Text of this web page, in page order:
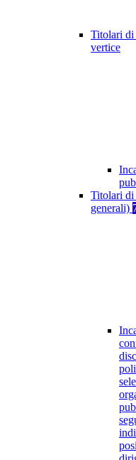
Titolari di
vertice
Titolari di
generali)